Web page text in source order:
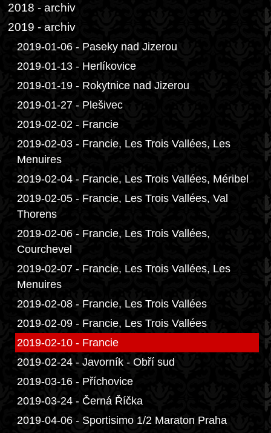
2018 - archiv
2019 - archiv
2019-01-06 - Paseky nad Jizerou
2019-01-13 - Herlíkovice
2019-01-19 - Rokytnice nad Jizerou
2019-01-27 - Plešivec
2019-02-02 - Francie
2019-02-03 - Francie, Les Trois Vallées, Les
Menuires
2019-02-04 - Francie, Les Trois Vallées, Méribel
2019-02-05 - Francie, Les Trois Vallées, Val
Thorens
2019-02-06 - Francie, Les Trois Vallées,
Courchevel
2019-02-07 - Francie, Les Trois Vallées, Les
Menuires
2019-02-08 - Francie, Les Trois Vallées
2019-02-09 - Francie, Les Trois Vallées
2019-02-10 - Francie
2019-02-24 - Javorník - Obří sud
2019-03-16 - Příchovice
2019-03-24 - Černá Říčka
2019-04-06 - Sportisimo 1/2 Maraton Praha